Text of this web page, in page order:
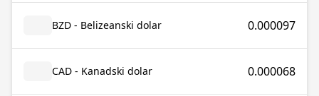
BZD - Belizeanski dolar 0.000097
CAD - Kanadski dolar 0.000068